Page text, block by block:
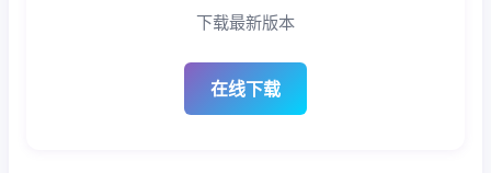
下载最新版本
在线下载